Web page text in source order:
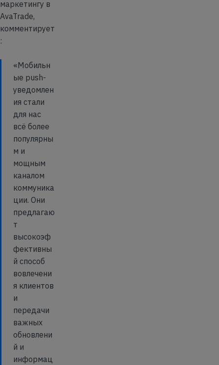
маркетингу в
AvaTrade,
комментирует
:
«Мобильн
ые push-
уведомлен
ия стали
для нас
всё более
популярны
м и
мощным
каналом
коммуника
ции. Они
предлагаю
т
высокоэф
фективны
й способ
вовлечени
я клиентов
и
передачи
важных
обновлени
й и
информац